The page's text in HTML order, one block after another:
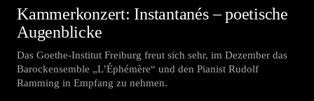
Kammerkonzert: Instantanés – poetische
Augenblicke
Das Goethe-Institut Freiburg freut sich sehr, im Dezember das
Barockensemble „L’Éphémère“ und den Pianist Rudolf
Ramming in Empfang zu nehmen.